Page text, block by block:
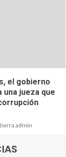
el gobierno
jueza que
admin